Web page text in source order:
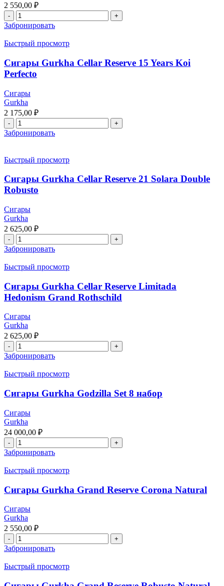
2 550,00 ₽
Забронировать
Быстрый просмотр
Сигары Gurkha Cellar Reserve 15 Years Koi
Perfecto
Сигары
Gurkha
2 175,00 ₽
Забронировать
Быстрый просмотр
Сигары Gurkha Cellar Reserve 21 Solara Double
Robusto
Сигары
Gurkha
2 625,00 ₽
Забронировать
Быстрый просмотр
Сигары Gurkha Cellar Reserve Limitada
Hedonism Grand Rothschild
Сигары
Gurkha
2 625,00 ₽
Забронировать
Быстрый просмотр
Сигары Gurkha Godzilla Set 8 набор
Сигары
Gurkha
24 000,00 ₽
Забронировать
Быстрый просмотр
Сигары Gurkha Grand Reserve Corona Natural
Сигары
Gurkha
2 550,00 ₽
Забронировать
Быстрый просмотр